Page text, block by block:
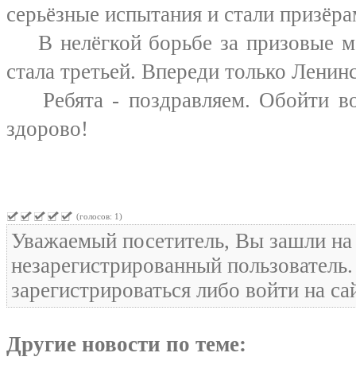
серьёзные испытания и стали
В нелёгкой борьбе за призовые
стала третьей. Впереди только
Ребята - поздравляем. Обойти
здорово!
(голосов: 1)
Уважаемый посетитель, Вы зашли на
незарегистрированный
зарегистрироваться либо войти на
Другие новости по теме: